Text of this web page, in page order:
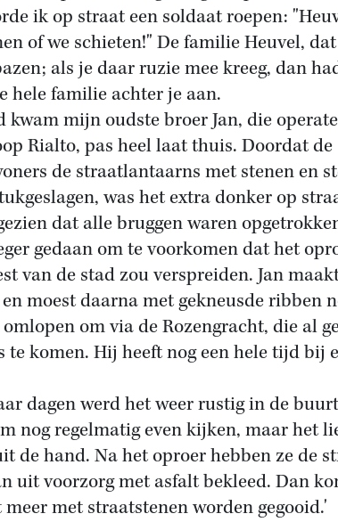
ik op straat een soldaat roepen:
of we schieten!" De familie Heuvel,
als je daar ruzie mee kreeg, dan
hele familie achter je aan.
kwam mijn oudste broer Jan, die
Rialto, pas heel laat thuis. Doordat de
de straatlantaarns met stenen en
was het extra donker op
dat alle bruggen waren
gedaan om te voorkomen dat het
van de stad zou verspreiden. Jan
moest daarna met gekneusde ribben
om via de Rozengracht, die al
te komen. Hij heeft nog een hele tijd bij
dagen werd het weer rustig in de
nog regelmatig even kijken, maar het
de hand. Na het oproer hebben ze de
uit voorzorg met asfalt bekleed. Dan
met straatstenen worden gegooid.'